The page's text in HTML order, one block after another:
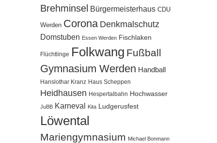
Brehminsel Bürgermeisterhaus CDU
Werden Corona Denkmalschutz
Domstuben Essen Werden Fischlaken
Flüchtlinge Folkwang Fußball
Gymnasium Werden Handball
Hanslothar Kranz Haus Scheppen
Heidhausen Hespertalbahn Hochwasser
JuBB Karneval Kita Ludgerusfest
Löwental
Mariengymnasium Michael Bonmann